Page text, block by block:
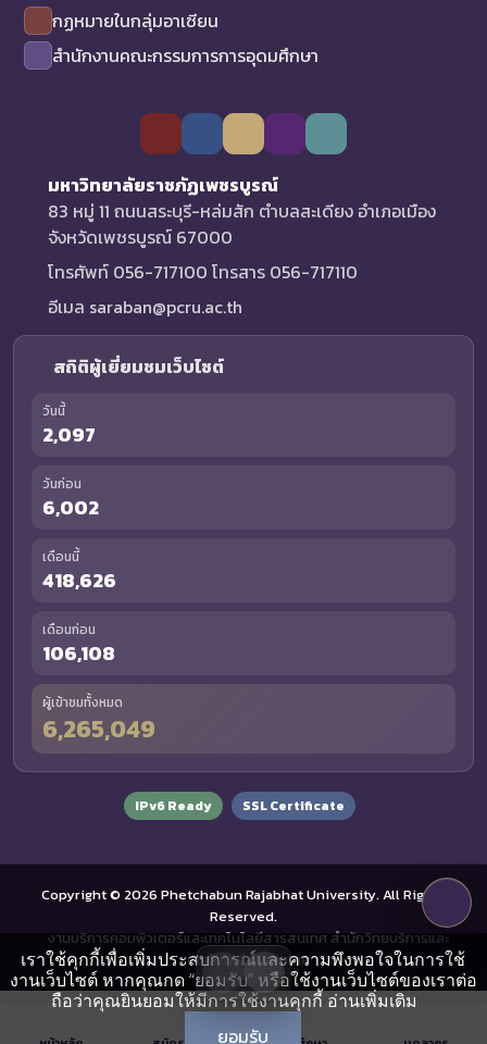
กฏหมายในกลุ่มอาเซียน
สำนักงานคณะกรรมการการอุดมศึกษา
มหาวิทยาลัยราชภัฏเพชรบูรณ์
83 หมู่ 11 ถนนสระบุรี-หล่มสัก ตำบลสะเดียง อำเภอเมือง
จังหวัดเพชรบูรณ์ 67000
โทรศัพท์ 056-717100 โทรสาร 056-717110
อีเมล saraban@pcru.ac.th
สถิติผู้เยี่ยมชมเว็บไซต์
วันนี้
2,097
วันก่อน
6,002
เดือนนี้
418,626
เดือนก่อน
106,108
ผู้เข้าชมทั้งหมด
6,265,049
IPv6 Ready SSL Certificate
Copyright © 2026 Phetchabun Rajabhat University. All Rights
Reserved.
งานบริการคอมพิวเตอร์และเทคโนโลยีสารสนเทศ สำนักวิทยบริการและ
เทคโนโลยีสารสนเทศ
เราใช้คุกกี้เพื่อเพิ่มประสบการณ์และความพึงพอใจในการใช้
งานเว็บไซต์ หากคุณกด “ยอมรับ” หรือใช้งานเว็บไซต์ของเราต่อ
ถือว่าคุณยินยอมให้มีการใช้งานคุกกี้ อ่านเพิ่มเติม
ยอมรับ